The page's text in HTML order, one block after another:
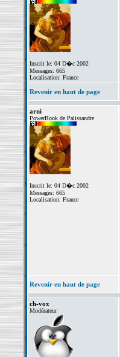
Inscrit le: 04 D�c 2002
Messages: 665
Localisation: France
Revenir en haut de page
arni
PowerBook de Palissandre
Inscrit le: 04 D�c 2002
Messages: 665
Localisation: France
Revenir en haut de page
ch-vox
Modérateur